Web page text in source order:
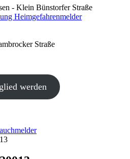
- Klein Bünstorfer Straße
Heimgefahrenmelder
Straße
werden